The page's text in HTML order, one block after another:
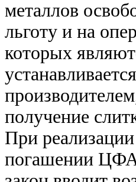
металлов
льготу и на
которых
получение
При
погашении ЦФА